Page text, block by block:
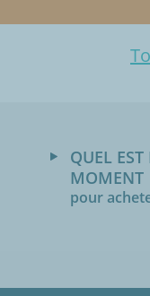
QUEL
MOMENT
pour